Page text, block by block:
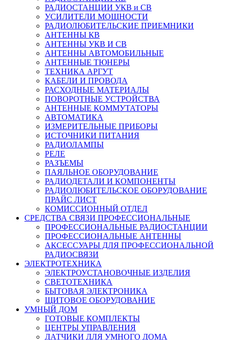
РАДИОСТАНЦИИ УКВ и СВ
УСИЛИТЕЛИ МОЩНОСТИ
РАДИОЛЮБИТЕЛЬСКИЕ ПРИЕМНИКИ
АНТЕННЫ КВ
АНТЕННЫ УКВ И СВ
АНТЕННЫ АВТОМОБИЛЬНЫЕ
АНТЕННЫЕ ТЮНЕРЫ
ТЕХНИКА АРГУТ
КАБЕЛИ И ПРОВОДА
РАСХОДНЫЕ МАТЕРИАЛЫ
ПОВОРОТНЫЕ УСТРОЙСТВА
АНТЕННЫЕ КОММУТАТОРЫ
АВТОМАТИКА
ИЗМЕРИТЕЛЬНЫЕ ПРИБОРЫ
ИСТОЧНИКИ ПИТАНИЯ
РАДИОЛАМПЫ
РЕЛЕ
РАЗЪЕМЫ
ПАЯЛЬНОЕ ОБОРУДОВАНИЕ
РАДИОДЕТАЛИ И КОМПОНЕНТЫ
РАДИОЛЮБИТЕЛЬСКОЕ ОБОРУДОВАНИЕ
ПРАЙС ЛИСТ
КОМИССИОННЫЙ ОТДЕЛ
СРЕДСТВА СВЯЗИ ПРОФЕССИОНАЛЬНЫЕ
ПРОФЕССИОНАЛЬНЫЕ РАДИОСТАНЦИИ
ПРОФЕССИОНАЛЬНЫЕ АНТЕННЫ
АКСЕССУАРЫ ДЛЯ ПРОФЕССИОНАЛЬНОЙ
РАДИОСВЯЗИ
ЭЛЕКТРОТЕХНИКА
ЭЛЕКТРОУСТАНОВОЧНЫЕ ИЗДЕЛИЯ
СВЕТОТЕХНИКА
БЫТОВАЯ ЭЛЕКТРОНИКА
ЩИТОВОЕ ОБОРУДОВАНИЕ
УМНЫЙ ДОМ
ГОТОВЫЕ КОМПЛЕКТЫ
ЦЕНТРЫ УПРАВЛЕНИЯ
ДАТЧИКИ ДЛЯ УМНОГО ДОМА